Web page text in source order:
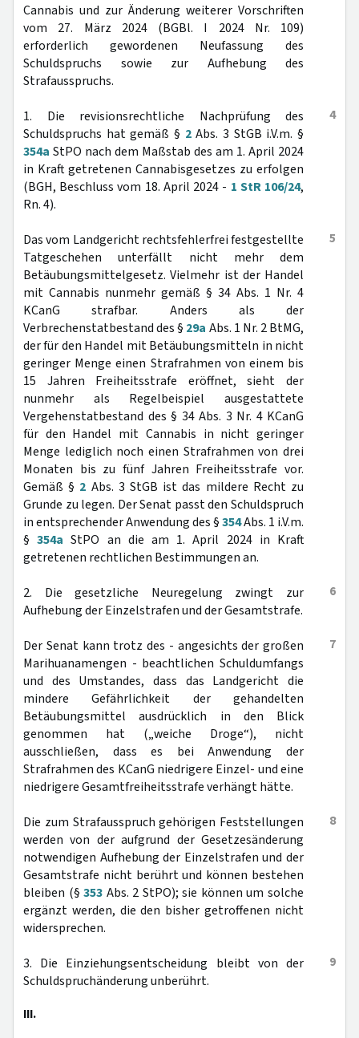
Cannabis und zur Änderung weiterer Vorschriften
vom 27. März 2024 (BGBl. I 2024 Nr. 109)
erforderlich gewordenen Neufassung des
Schuldspruchs sowie zur Aufhebung des
Strafausspruchs.
4
1. Die revisionsrechtliche Nachprüfung des
Schuldspruchs hat gemäß § 2Abs. 3 StGB i.V.m. §
354a StPO nach dem Maßstab des am 1. April 2024
in Kraft getretenen Cannabisgesetzes zu erfolgen
(BGH, Beschluss vom 18. April 2024 - 1 StR 106/24,
Rn. 4).
5
Das vom Landgericht rechtsfehlerfrei festgestellte
Tatgeschehen unterfällt nicht mehr dem
Betäubungsmittelgesetz. Vielmehr ist der Handel
mit Cannabis nunmehr gemäß § 34 Abs. 1 Nr. 4
KCanG strafbar. Anders als der
Verbrechenstatbestand des § 29a Abs. 1 Nr. 2 BtMG,
der für den Handel mit Betäubungsmitteln in nicht
geringer Menge einen Strafrahmen von einem bis
15 Jahren Freiheitsstrafe eröffnet, sieht der
nunmehr als Regelbeispiel ausgestattete
Vergehenstatbestand des § 34 Abs. 3 Nr. 4 KCanG
für den Handel mit Cannabis in nicht geringer
Menge lediglich noch einen Strafrahmen von drei
Monaten bis zu fünf Jahren Freiheitsstrafe vor.
Gemäß § 2 Abs. 3 StGB ist das mildere Recht zu
Grunde zu legen. Der Senat passt den Schuldspruch
in entsprechender Anwendung des §354Abs. 1 i.V.m.
§354a StPO an die am 1. April 2024 in Kraft
getretenen rechtlichen Bestimmungen an.
6
2. Die gesetzliche Neuregelung zwingt zur
Aufhebung der Einzelstrafen und der Gesamtstrafe.
7
Der Senat kann trotz des - angesichts der großen
Marihuanamengen - beachtlichen Schuldumfangs
und des Umstandes, dass das Landgericht die
mindere Gefährlichkeit der gehandelten
Betäubungsmittel ausdrücklich in den Blick
genommen hat („weiche Droge“), nicht
ausschließen, dass es bei Anwendung der
Strafrahmen des KCanG niedrigere Einzel- und eine
niedrigere Gesamtfreiheitsstrafe verhängt hätte.
8
Die zum Strafausspruch gehörigen Feststellungen
werden von der aufgrund der Gesetzesänderung
notwendigen Aufhebung der Einzelstrafen und der
Gesamtstrafe nicht berührt und können bestehen
bleiben (§353 Abs. 2 StPO); sie können um solche
ergänzt werden, die den bisher getroffenen nicht
widersprechen.
9
3. Die Einziehungsentscheidung bleibt von der
Schuldspruchänderung unberührt.
III.